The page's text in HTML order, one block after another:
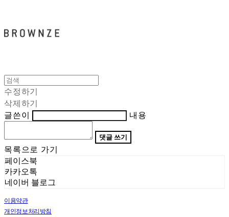
수정하기
삭제하기
글쓴이
내용
댓글 쓰기
목록으로 가기
페이스북
카카오톡
네이버 블로그
이용약관
개인정보처리방침